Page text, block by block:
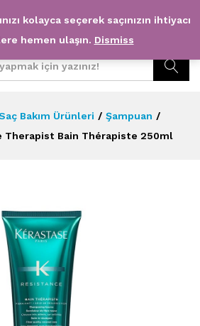
Bakım Ürünleri / Şampuan /
Therapist Bain Thérapiste 250ml
kolayca seçerek saçınızın ihtiyacı
hemen ulaşın. Dismiss